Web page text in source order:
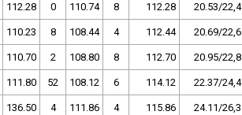
112.28 0 110.74 8 112.28 20.53/22,4
110.23 8 108.44 4 112.44 20.69/22,6
110.70 2 108.80 8 112.70 20.95/22,8
111.80 52 108.12 6 114.12 22.37/24,4
136.50 4 111.86 4 115.86 24.11/26,3